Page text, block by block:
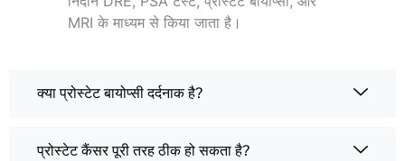
MRI के माध्यम से किया जाता है।
क्या प्रोस्टेट बायोप्सी दर्दनाक है?
प्रोस्टेट कैंसर पूरी तरह ठीक हो सकता है?